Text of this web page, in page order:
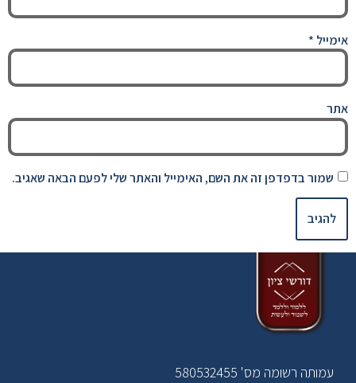
אימייל *
אתר
שמור בדפדפן זה את השם, האימייל והאתר שלי לפעם הבאה שאגיב.
עמותה רשומה מס' 580532455